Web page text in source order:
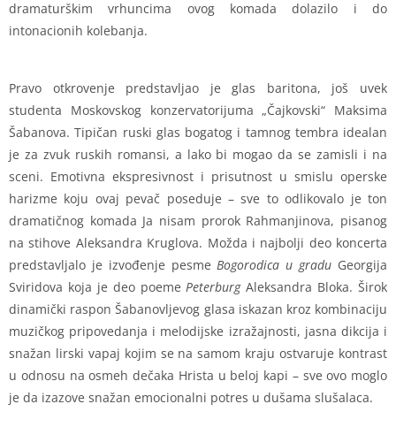
dramaturškim vrhuncima ovog komada dolazilo i do
intonacionih kolebanja.
Pravo otkrovenje predstavljao je glas baritona, još uvek
studenta Moskovskog konzervatorijuma „Čajkovski“ Maksima
Šabanova. Tipičan ruski glas bogatog i tamnog tembra idealan
je za zvuk ruskih romansi, a lako bi mogao da se zamisli i na
sceni. Emotivna ekspresivnost i prisutnost u smislu operske
harizme koju ovaj pevač poseduje – sve to odlikovalo je ton
dramatičnog komada Ja nisam prorok Rahmanjinova, pisanog
na stihove Aleksandra Kruglova. Možda i najbolji deo koncerta
predstavljalo je izvođenje pesmeBogorodica u gradu Georgija
Sviridova koja je deo poemePeterburgAleksandra Bloka. Širok
dinamički raspon Šabanovljevog glasa iskazan kroz kombinaciju
muzičkog pripovedanja i melodijske izražajnosti, jasna dikcija i
snažan lirski vapaj kojim se na samom kraju ostvaruje kontrast
u odnosu na osmeh dečaka Hrista u beloj kapi – sve ovo moglo
je da izazove snažan emocionalni potres u dušama slušalaca.